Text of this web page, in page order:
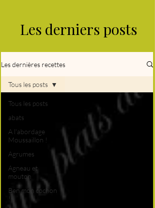
Les derniers posts
Les dernières recettes
Tous les posts
abats
A l'abordage
Moussaillon !
Agrumes
Agneau et
mouton
Ben mon cochon
!
Tous les posts